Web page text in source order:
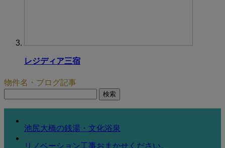
レジディア三宿
物件名・ブログ記事
池尻大橋の銭湯・文化浴泉
リノベーション工事おまかせください。